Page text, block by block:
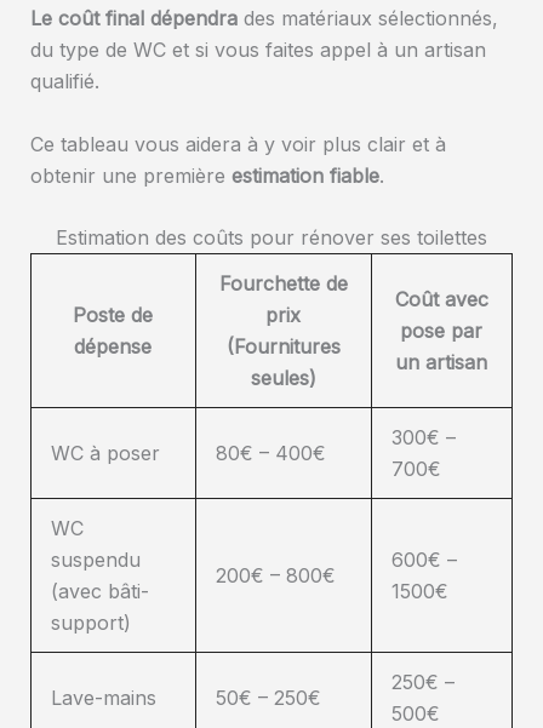
Le coût final dépendrades matériaux sélectionnés,
du type de WC et si vous faites appel à un artisan
qualifié.
Ce tableau vous aidera à y voir plus clair et à
obtenir une première estimation fiable.
Estimation des coûts pour rénover ses toilettes
Poste de
dépense
Fourchette de
prix
(Fournitures
seules)
Coût avec
pose par
un artisan
WC à poser 80€ – 400€
300€ –
700€
WC
suspendu
(avec bâti-
support)
200€ – 800€
600€ –
1500€
Lave-mains 50€ – 250€
250€ –
500€